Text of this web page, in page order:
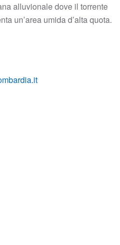
alluvionale dove il torrente
un’area umida d’alta quota.